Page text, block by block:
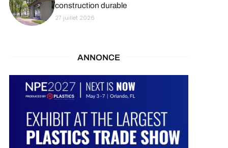
construction durable
27 juillet 2026
ANNONCE